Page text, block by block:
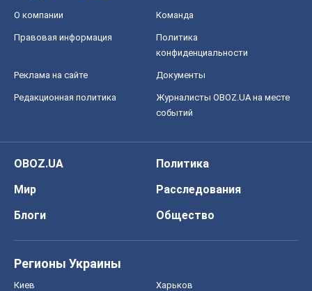
О компании Команда
Правовая информация
Политика
конфиденциальности
Реклама на сайте Документы
Редакционная политика
Журналисты OBOZ.UA на месте
событий
OBOZ.UA
Политика
Мир
Расследования
Блоги
Общество
Регионы Украины
Киев Харьков